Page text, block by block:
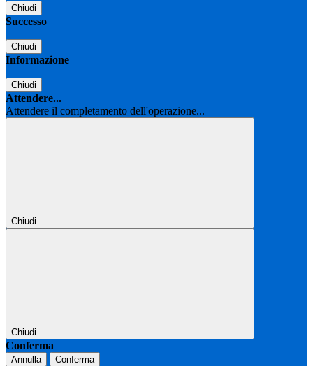
Chiudi
Successo
Chiudi
Informazione
Chiudi
Attendere...
Attendere il completamento dell'operazione...
Chiudi
Chiudi
Conferma
Annulla Conferma